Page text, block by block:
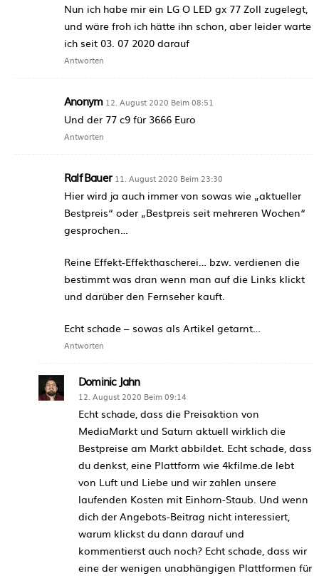
Nun ich habe mir ein LG O LED gx 77 Zoll zugelegt,
und wäre froh ich hätte ihn schon, aber leider warte
ich seit 03. 07 2020 darauf
Antworten
Anonym 12. August 2020 Beim 08:51
Und der 77 c9 für 3666 Euro
Antworten
Ralf Bauer 11. August 2020 Beim 23:30
Hier wird ja auch immer von sowas wie „aktueller
Bestpreis“ oder „Bestpreis seit mehreren Wochen“
gesprochen…
Reine Effekt-Effekthascherei… bzw. verdienen die
bestimmt was dran wenn man auf die Links klickt
und darüber den Fernseher kauft.
Echt schade – sowas als Artikel getarnt…
Antworten
Dominic Jahn
12. August 2020 Beim 09:14
Echt schade, dass die Preisaktion von
MediaMarkt und Saturn aktuell wirklich die
Bestpreise am Markt abbildet. Echt schade, dass
du denkst, eine Plattform wie 4kfilme.de lebt
von Luft und Liebe und wir zahlen unsere
laufenden Kosten mit Einhorn-Staub. Und wenn
dich der Angebots-Beitrag nicht interessiert,
warum klickst du dann darauf und
kommentierst auch noch? Echt schade, dass wir
eine der wenigen unabhängigen Plattformen für